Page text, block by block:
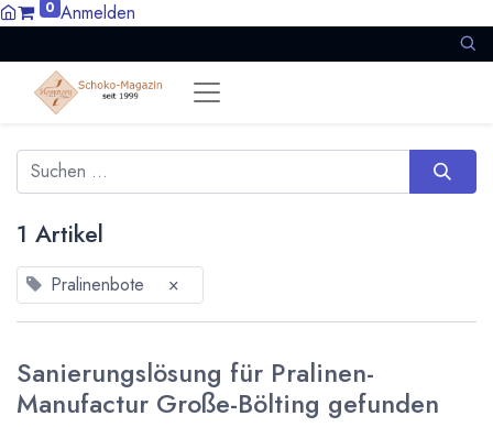
0 Anmelden
1 Artikel
Pralinenbote ×
Sanierungslösung für Pralinen-
Manufactur Große-Bölting gefunden